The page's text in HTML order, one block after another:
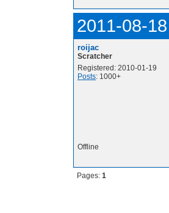
2011-08-
roijac
Scratcher
Registered: 2010-01-19
Posts: 1000+
Offline
Pages: 1